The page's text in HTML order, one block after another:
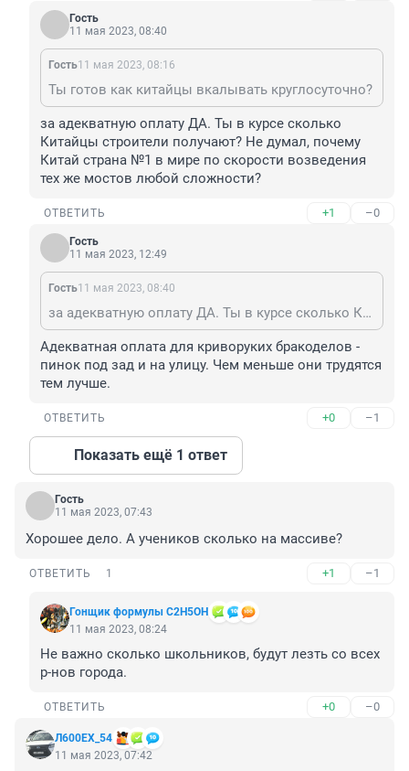
Гость
11 мая 2023, 08:40
Гость11 мая 2023, 08:16
Ты готов как китайцы вкалывать круглосуточно?
за адекватную оплату ДА. Ты в курсе сколько
Китайцы строители получают? Не думал, почему
Китай страна №1 в мире по скорости возведения
тех же мостов любой сложности?
ОТВЕТИТЬ +1 –0
Гость
11 мая 2023, 12:49
Гость11 мая 2023, 08:40
за адекватную оплату ДА. Ты в курсе сколько Китайцы строители получают? Не думал, почему Китай страна №1 в мире по скорости возведения тех же мостов любой сложности?
Адекватная оплата для криворуких бракоделов -
пинок под зад и на улицу. Чем меньше они трудятся
тем лучше.
ОТВЕТИТЬ +0 –1
Показать ещё 1 ответ
Гость
11 мая 2023, 07:43
Хорошее дело. А учеников сколько на массиве?
ОТВЕТИТЬ 1 +1 –1
Гонщик формулы C2H5OH
11 мая 2023, 08:24
Не важно сколько школьников, будут лезть со всех
р-нов города.
ОТВЕТИТЬ +0 –0
Л600EХ_54
11 мая 2023, 07:42